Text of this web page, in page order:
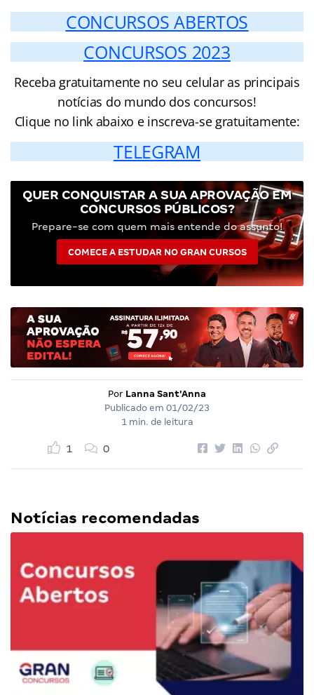
CONCURSOS ABERTOS
CONCURSOS 2023
Receba gratuitamente no seu celular as principais
notícias do mundo dos concursos!
Clique no link abaixo e inscreva-se gratuitamente:
TELEGRAM
QUER CONQUISTAR A SUA APROVAÇÃO EM
CONCURSOS PÚBLICOS?
Prepare-se com quem mais entende do assunto!
COMECE A ESTUDAR NO GRAN CURSOS
Por Lanna Sant'Anna
Publicado em 01/02/23
1 min. de leitura
1 0
Notícias recomendadas